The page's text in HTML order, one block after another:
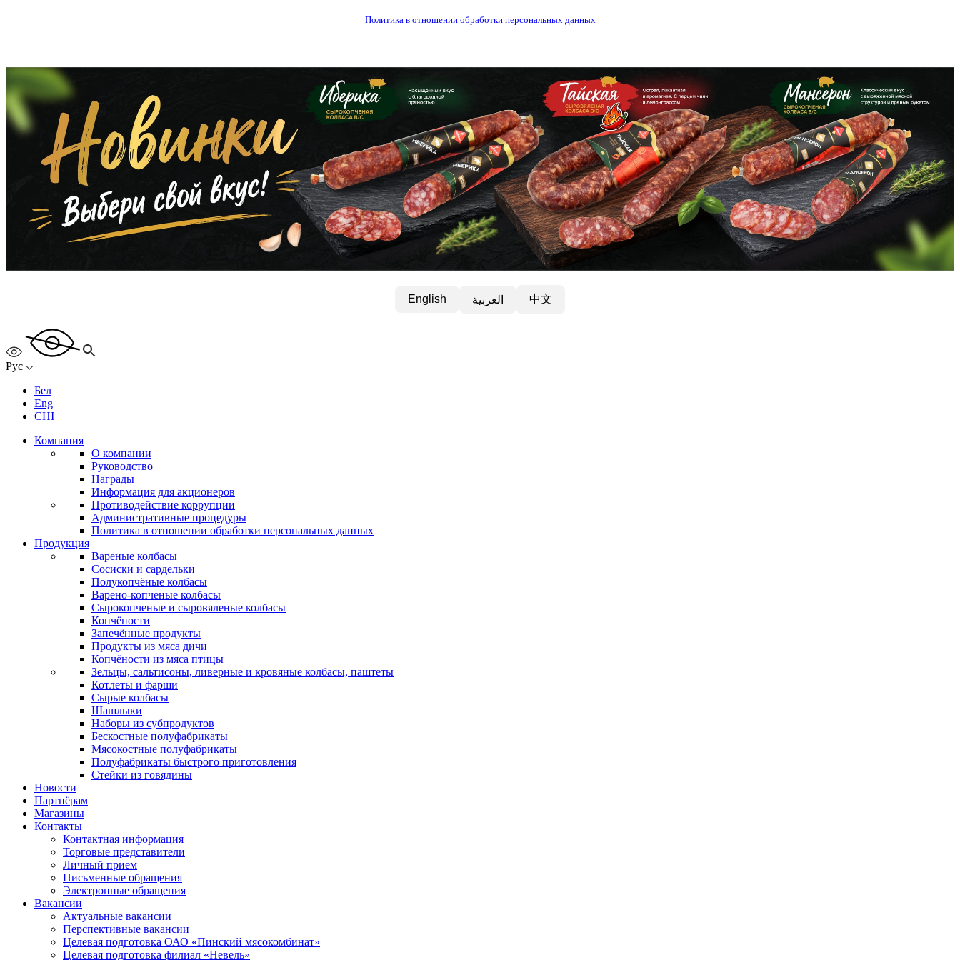
Политика в отношении обработки персональных данных
English العربية 中文
Рус
Бел
Eng
CHI
Компания
О компании
Руководство
Награды
Информация для акционеров
Противодействие коррупции
Административные процедуры
Политика в отношении обработки персональных данных
Продукция
Вареные колбасы
Сосиски и сардельки
Полукопчёные колбасы
Варено-копченые колбасы
Сырокопченые и сыровяленые колбасы
Копчёности
Запечённые продукты
Продукты из мяса дичи
Копчёности из мяса птицы
Зельцы, сальтисоны, ливерные и кровяные колбасы, паштеты
Котлеты и фарши
Сырые колбасы
Шашлыки
Наборы из субпродуктов
Бескостные полуфабрикаты
Мясокостные полуфабрикаты
Полуфабрикаты быстрого приготовления
Стейки из говядины
Новости
Партнёрам
Магазины
Контакты
Контактная информация
Торговые представители
Личный прием
Письменные обращения
Электронные обращения
Вакансии
Актуальные вакансии
Перспективные вакансии
Целевая подготовка ОАО «Пинский мясокомбинат»
Целевая подготовка филиал «Невель»